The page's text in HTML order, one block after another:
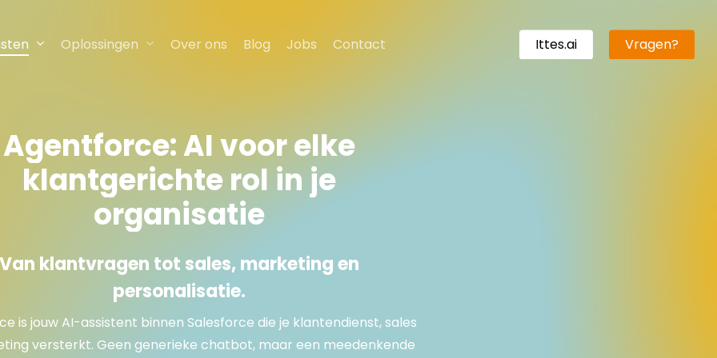
Oplossingen Over ons Blog Jobs Contact Ittes.ai Vragen?
Agentforce:AIvoorelke
klantgerichterol in je
organisatie
Van klantvragen tot sales, marketing en
personalisatie.
is jouw AI-assistent binnen Salesforce die je klantendienst, sales
versterkt. Geen generieke chatbot, maar een meedenkende